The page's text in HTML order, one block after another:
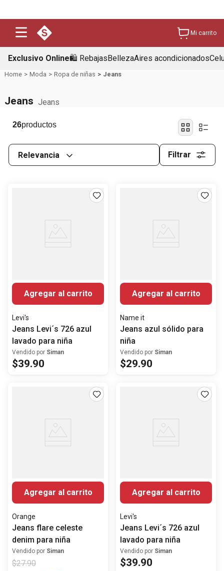
Mi carrito
Exclusivo Online🛍️ RebajasBellezaAires acondicionados
Moda Ropa de niñas Jeans
Jeans Jeans
26
Relevancia Filtrar
Agregar al carrito
Levi's
Jeans Levi´s 726 azul
lavado para niña
Vendido por Siman
$39.90
Agregar al carrito
Name it
Jeans azul sólido para
niña
Vendido por Siman
$29.90
Agregar al carrito
Orange
Jeans flare celeste
denim para niña
Vendido por Siman
$27.90
Agregar al carrito
Levi's
Jeans Levi´s 726 azul
lavado para niña
Vendido por Siman
$39.90